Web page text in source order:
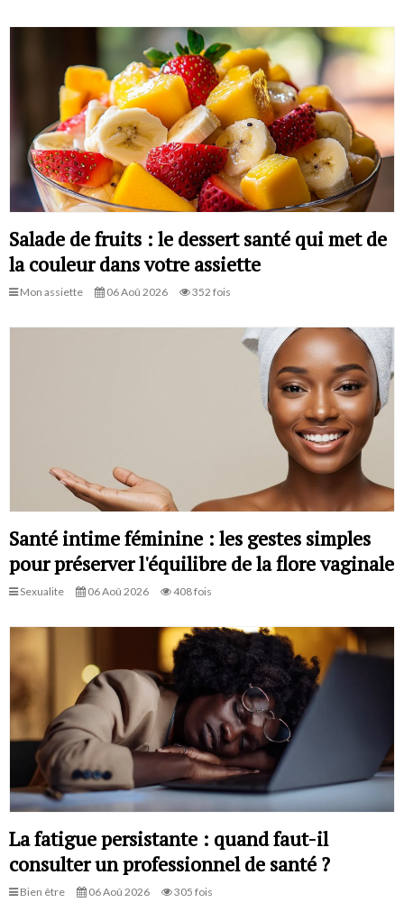
Salade de fruits : le dessert santé qui met de
la couleur dans votre assiette
Mon assiette 06 Aoû 2026 352 fois
Santé intime féminine : les gestes simples
pour préserver l'équilibre de la flore vaginale
Sexualite 06 Aoû 2026 408 fois
La fatigue persistante : quand faut-il
consulter un professionnel de santé ?
Bien être 06 Aoû 2026 305 fois